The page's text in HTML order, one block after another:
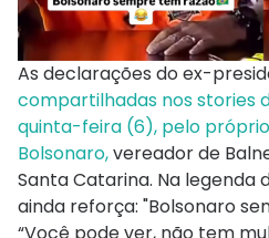
As declarações do ex-
compartilhadas nos stories
quinta-feira (6), pelo
Bolsonaro,vereador de
Santa Catarina. Na legenda
ainda reforça: "Bolsonaro
“Você pode ver, não tem